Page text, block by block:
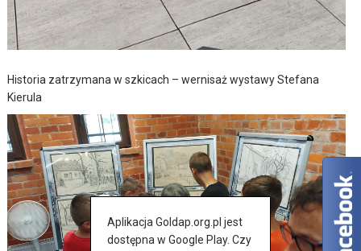
Historia zatrzymana w szkicach – wernisaż wystawy Stefana
Kierula
Aplikacja Goldap.org.pl jest
dostępna w Google Play. Czy